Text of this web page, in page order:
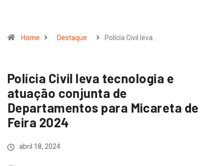
Home Destaque Polícia Civil leva…
Polícia Civil leva tecnologia e
atuação conjunta de
Departamentos para Micareta de
Feira 2024
abril 18, 2024